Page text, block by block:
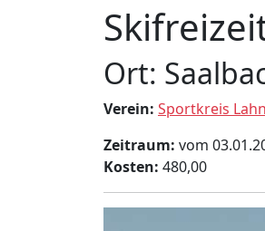
Ort:
Verein: Sportkreis
Zeitraum: vom
Kosten: 480,00